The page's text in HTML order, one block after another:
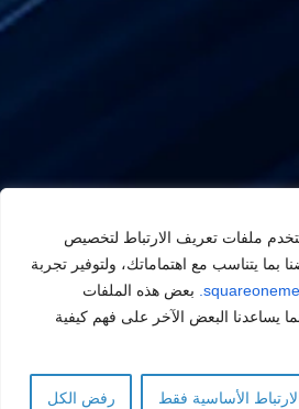
ملفات تعريف الارتباط لتخصيص
بما يتناسب مع اهتماماتك، ولتوفير تجربة
بعض هذه الملفات
يساعدنا البعض الآخر على فهم كيفية
الأساسية فقط رفض الكل